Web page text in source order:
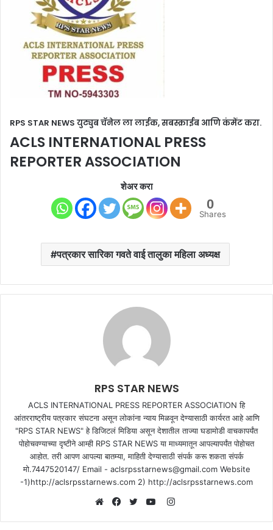
RPS STAR NEWS युट्युब चॅनेल ला लाईक, सबस्क्राईब आणि कंमेंट करा.
ACLS INTERNATIONAL PRESS
REPORTER ASSOCIATION
शेअर करा
0
Shares
पत्रकार सारिका गवते वाई तालुका महिला अध्यक्ष
RPS STAR NEWS
ACLS INTERNATIONAL PRESS REPORTER ASSOCIATION हि
आंतरराष्ट्रीय पत्रकार संघटना असून लोकांना न्याय मिळवून देण्यासाठी कार्यरत आहे आणि
"RPS STAR NEWS" हे डिजिटलं मिडिया असून देशातील ताज्या घडामोडी वाचकापर्यंत
पोहोचवण्याच्या दृष्टीने आम्ही RPS STAR NEWS या माध्यमातून आपल्यापर्यंत पोहोचत
आहोत. तरी आपण आपल्या बातम्या, माहिती देण्यासाठी संपर्क करू शकता संपर्क
मो.7447520147/ Email - aclsrpsstarnews@gmail.com Website
-1)http://aclsrpsstarnews.com 2) http://aclsrpsstarnews.com
Instagram